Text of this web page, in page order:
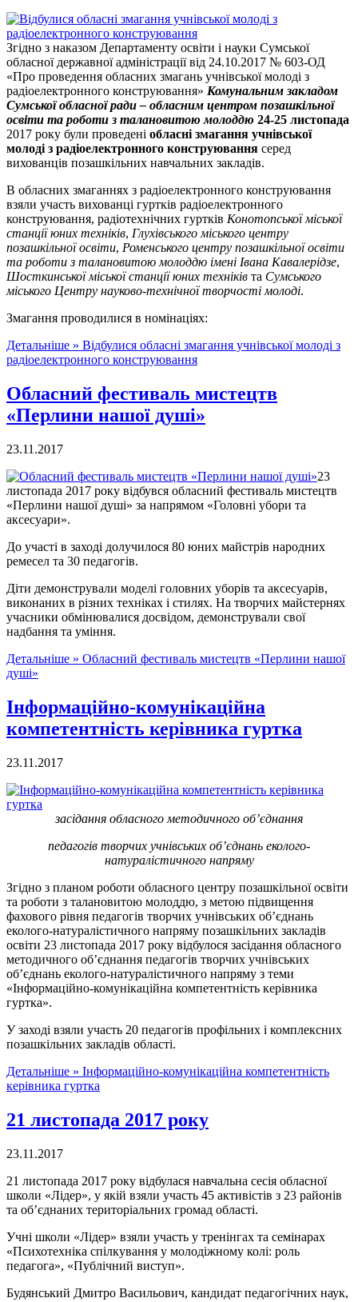
Згідно з наказом Департаменту освіти і науки Сумської
обласної державної адміністрації від 24.10.2017 № 603-ОД
«Про проведення обласних змагань учнівської молоді з
радіоелектронного конструювання» Комунальним закладом
Сумської обласної ради – обласним центром позашкільної
освіти та роботи з талановитою молоддю 24-25 листопада
2017 року були проведені обласні змагання учнівської
молоді з радіоелектронного конструювання серед
вихованців позашкільних навчальних закладів.
В обласних змаганнях з радіоелектронного конструювання
взяли участь вихованці гуртків радіоелектронного
конструювання, радіотехнічних гуртків Конотопської міської
станції юних техніків, Глухівського міського центру
позашкільної освіти, Роменського центру позашкільної освіти
та роботи з талановитою молоддю імені Івана Кавалерідзе,
Шосткинської міської станції юних техніків та Сумського
міського Центру науково-технічної творчості молоді.
Змагання проводилися в номінаціях:
Детальніше » Відбулися обласні змагання учнівської молоді з
радіоелектронного конструювання
Обласний фестиваль мистецтв
«Перлини нашої душі»
23.11.2017
23
листопада 2017 року відбувся обласний фестиваль мистецтв
«Перлини нашої душі» за напрямом «Головні убори та
аксесуари».
До участі в заході долучилося 80 юних майстрів народних
ремесел та 30 педагогів.
Діти демонстрували моделі головних уборів та аксесуарів,
виконаних в різних техніках і стилях. На творчих майстернях
учасники обмінювалися досвідом, демонстрували свої
надбання та уміння.
Детальніше » Обласний фестиваль мистецтв «Перлини нашої
душі»
Інформаційно-комунікаційна
компетентність керівника гуртка
23.11.2017
засідання обласного методичного об’єднання
педагогів творчих учнівських об’єднань еколого-
натуралістичного напряму
Згідно з планом роботи обласного центру позашкільної освіти
та роботи з талановитою молоддю, з метою підвищення
фахового рівня педагогів творчих учнівських об’єднань
еколого-натуралістичного напряму позашкільних закладів
освіти 23 листопада 2017 року відбулося засідання обласного
методичного об’єднання педагогів творчих учнівських
об’єднань еколого-натуралістичного напряму з теми
«Інформаційно-комунікаційна компетентність керівника
гуртка».
У заході взяли участь 20 педагогів профільних і комплексних
позашкільних закладів області.
Детальніше » Інформаційно-комунікаційна компетентність
керівника гуртка
21 листопада 2017 року
23.11.2017
21 листопада 2017 року відбулася навчальна сесія обласної
школи «Лідер», у якій взяли участь 45 активістів з 23 районів
та об’єднаних територіальних громад області.
Учні школи «Лідер» взяли участь у тренінгах та семінарах
«Психотехніка спілкування у молодіжному колі: роль
педагога», «Публічний виступ».
Будянський Дмитро Васильович, кандидат педагогічних наук,